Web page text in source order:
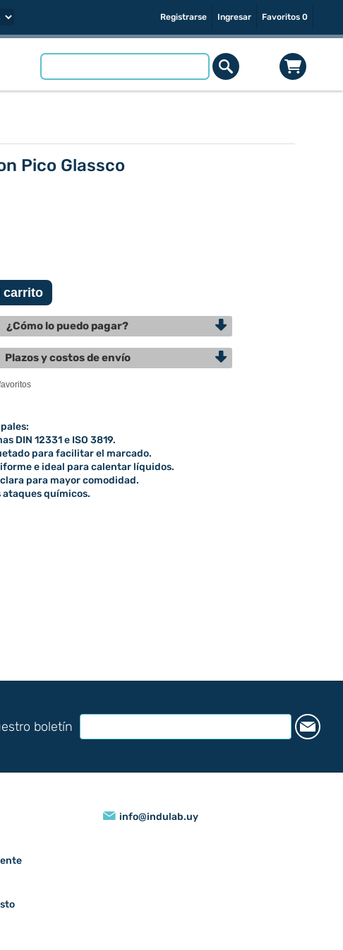
Registrarse Ingresar Favoritos 0
Pico Glassco
¿Cómo lo puedo pagar?
Plazos y costos de envío
DIN 12331 e ISO 3819.
para facilitar el marcado.
e ideal para calentar líquidos.
para mayor comodidad.
ataques químicos.
boletín
info@indulab.uy